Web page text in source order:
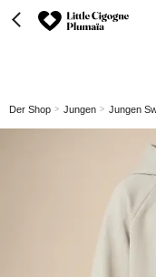
Der Shop Jungen